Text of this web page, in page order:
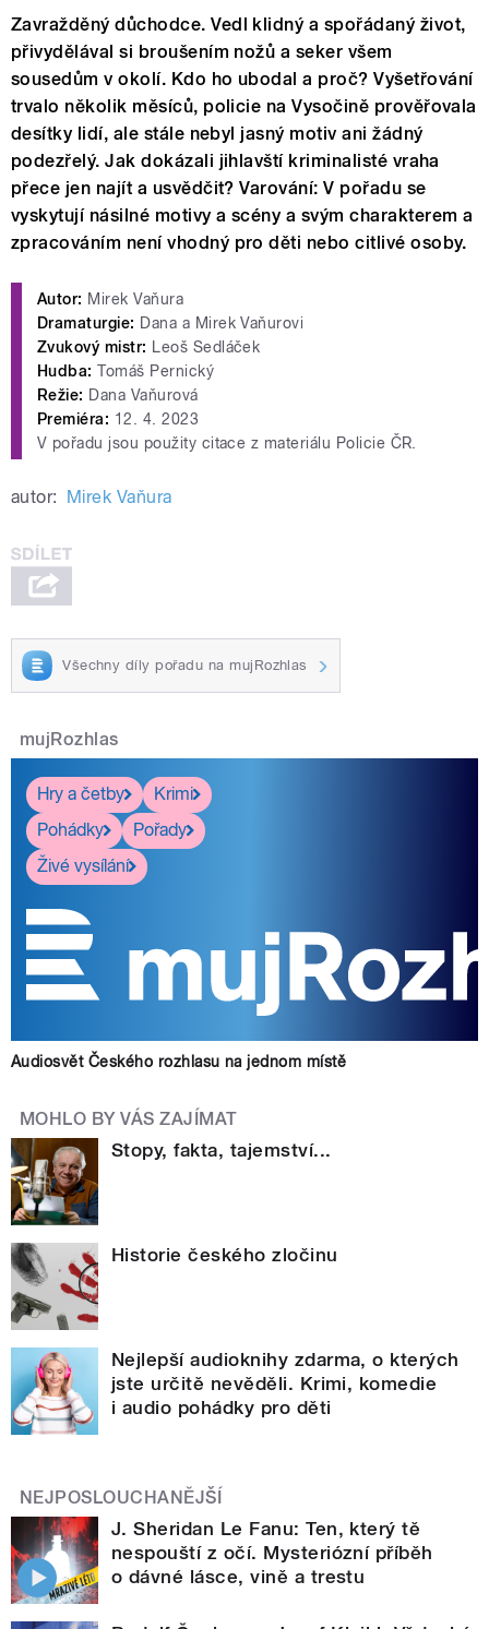
Zavražděný důchodce. Vedl klidný a spořádaný život,
přivydělával si broušením nožů a seker všem
sousedům v okolí. Kdo ho ubodal a proč? Vyšetřování
trvalo několik měsíců, policie na Vysočině prověřovala
desítky lidí, ale stále nebyl jasný motiv ani žádný
podezřelý. Jak dokázali jihlavští kriminalisté vraha
přece jen najít a usvědčit? Varování: V pořadu se
vyskytují násilné motivy a scény a svým charakterem a
zpracováním není vhodný pro děti nebo citlivé osoby.
Autor: Mirek Vaňura
Dramaturgie: Dana a Mirek Vaňurovi
Zvukový mistr: Leoš Sedláček
Hudba: Tomáš Pernický
Režie: Dana Vaňurová
Premiéra: 12. 4. 2023
V pořadu jsou použity citace z materiálu Policie ČR.
autor: Mirek Vaňura
Všechny díly pořadu na mujRozhlas
mujRozhlas
Hry a četby
Krimi
Pohádky
Pořady
Živé vysílání
Audiosvět Českého rozhlasu na jednom místě
MOHLO BY VÁS ZAJÍMAT
Stopy, fakta, tajemství...
Historie českého zločinu
Nejlepší audioknihy zdarma, o kterých
jste určitě nevěděli. Krimi, komedie
i audio pohádky pro děti
NEJPOSLOUCHANĚJŠÍ
J. Sheridan Le Fanu: Ten, který tě
nespouští z očí. Mysteriózní příběh
o dávné lásce, vině a trestu